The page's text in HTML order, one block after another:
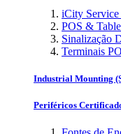
iCity
POS &
Sinalização
Terminais
Industrial Mounting
Periféricos